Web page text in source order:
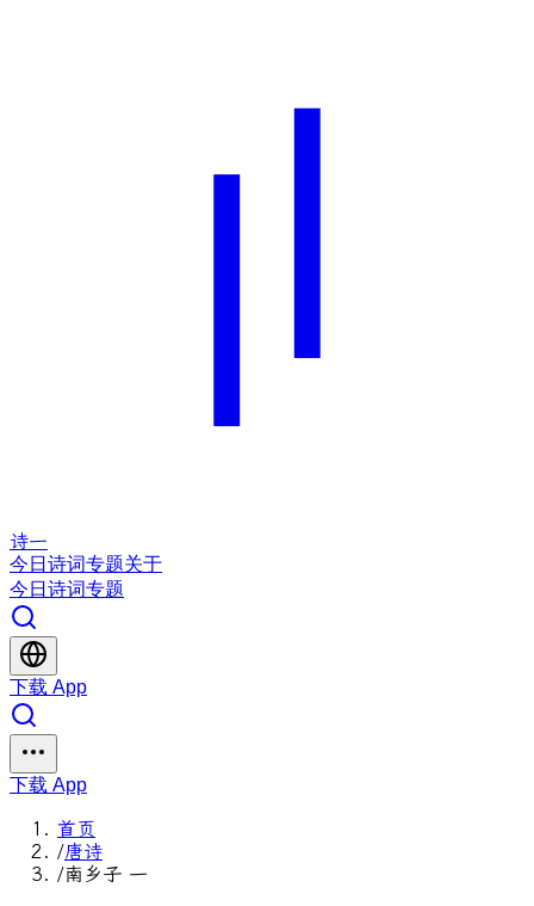
诗一
今日 诗词专题关于
今日 诗词专题
下载 App
下载 App
首页
/唐诗
/南乡子 一